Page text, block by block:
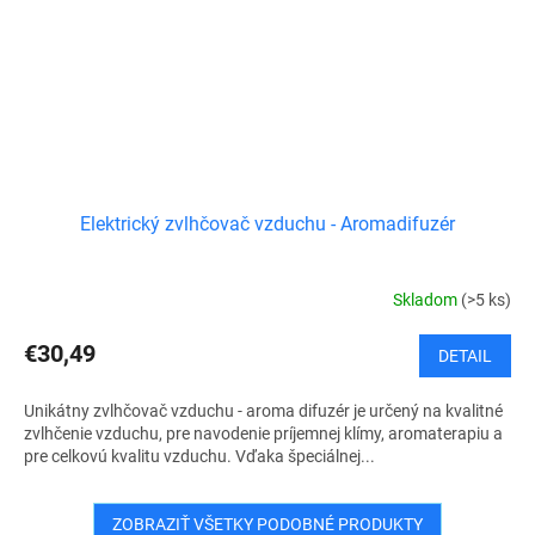
Elektrický zvlhčovač vzduchu - Aromadifuzér
Skladom (>5 ks)
€30,49 DETAIL
Unikátny zvlhčovač vzduchu - aroma difuzér je určený na kvalitné
zvlhčenie vzduchu, pre navodenie príjemnej klímy, aromaterapiu a
pre celkovú kvalitu vzduchu. Vďaka špeciálnej...
ZOBRAZIŤ VŠETKY PODOBNÉ PRODUKTY